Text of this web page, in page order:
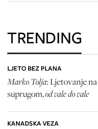
TRENDING
LJETO BEZ PLANA
Marko Tolja: Ljetovanje na
suprugom,od vale do vale
KANADSKA VEZA